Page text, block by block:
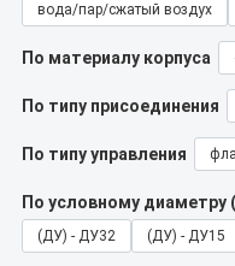
вода/пар/сжатый воздух
По материалу корпуса
По типу присоединения
По типу управления
По условному диаметру
(ДУ) - ДУ32
(ДУ) - ДУ15